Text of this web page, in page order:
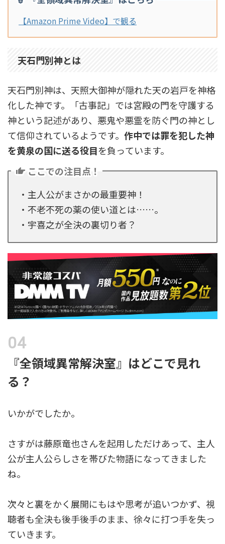
【Amazon Prime Video】で観る
天石門別神とは
天石門別神は、天照大御神が隠れた天の岩戸を神格
化した神です。「古事記」では宮殿の門を守護する
神という記述があり、悪鬼や悪霊を防ぐ門の神とし
て信仰されているようです。 作中では罪を犯した神
を黄泉の国に送る役目を負っています。
ここでの注目点！
・主人公がまさかの最重要神！
・不老不死の薬の使い道とは……。
・宇喜之が全決の裏切り者？
『全領域異常解決室』はどこで見れ
る？
いかがでしたか。
さすがは藤原竜也さんを起用しただけあって、主人
公が主人公らしさを帯びた物語になってきました
ね。
次々と裏をかく展開にもはや思考が追いつかず、視
聴者も全決も後手後手のまま、徐々に打つ手を失っ
ていきます。